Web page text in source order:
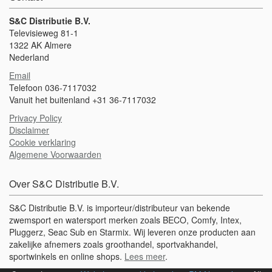
S&C Distributie B.V.
Televisieweg 81-1
1322 AK Almere
Nederland
Email
Telefoon 036-7117032
Vanuit het buitenland +31 36-7117032
Privacy Policy
Disclaimer
Cookie verklaring
Algemene Voorwaarden
Over S&C Distributie B.V.
S&C Distributie B.V. is importeur/distributeur van bekende
zwemsport en watersport merken zoals BECO, Comfy, Intex,
Pluggerz, Seac Sub en Starmix. Wij leveren onze producten aan
zakelijke afnemers zoals groothandel, sportvakhandel,
sportwinkels en online shops. Lees meer.